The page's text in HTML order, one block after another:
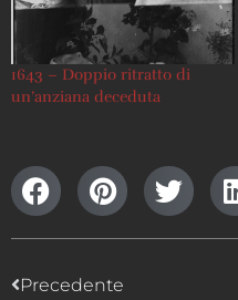
1643 – Doppio ritratto di
un’anziana deceduta
Precedente